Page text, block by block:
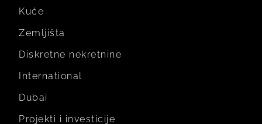
Kuće
Zemljišta
Diskretne nekretnine
International
Dubai
Projekti i investicije